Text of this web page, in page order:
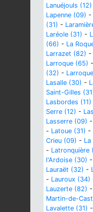
Lanuéjouls (12)
Lapenne (09) -
(31) -
Laréole (31) -
(66) - La
Larrazet (82) -
Larroque (65) -
(32) -
Lasalle (30) -
Saint-Gilles
Lasbordes (11)
Serre (12) -
Lasserre (09) -
- Latoue (31) -
Crieu (09) -
- Latronquière
l'Ardoise (30) -
Lauraët (32) -
- Lauroux (34)
Lauzerte (82) -
Martin-de-
Lavalette (31) -